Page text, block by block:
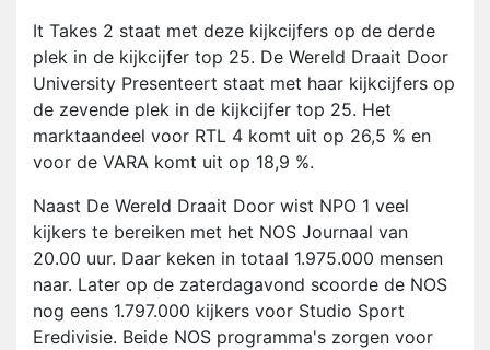
It Takes 2 staat met deze kijkcijfers op de derde
plek in de kijkcijfer top 25. De Wereld Draait Door
University Presenteert staat met haar kijkcijfers op
de zevende plek in de kijkcijfer top 25. Het
marktaandeel voor RTL 4 komt uit op 26,5 % en
voor de VARA komt uit op 18,9 %.
Naast De Wereld Draait Door wist NPO 1 veel
kijkers te bereiken met het NOS Journaal van
20.00 uur. Daar keken in totaal 1.975.000 mensen
naar. Later op de zaterdagavond scoorde de NOS
nog eens 1.797.000 kijkers voor Studio Sport
Eredivisie. Beide NOS programma's zorgen voor